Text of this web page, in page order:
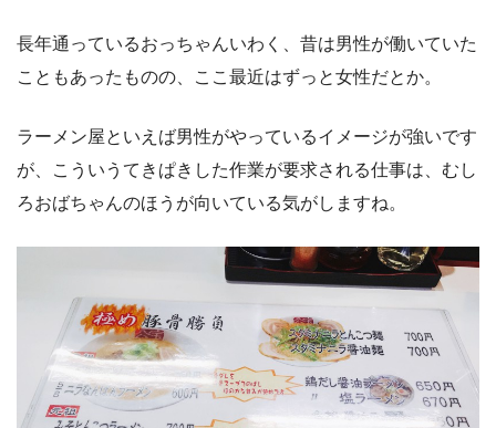
長年通っているおっちゃんいわく、昔は男性が働いていた
こともあったものの、ここ最近はずっと女性だとか。
ラーメン屋といえば男性がやっているイメージが強いです
が、こういうてきぱきした作業が要求される仕事は、むし
ろおばちゃんのほうが向いている気がしますね。